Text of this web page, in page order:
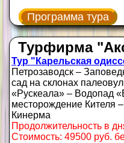
Программа тура
Турфирма
Тур "Карельская
Петрозаводск –
сад на склонах
«Рускеала» – Водопад
месторождение Кителя
Кинерма
Продолжительность в
Стоимость: 49500 руб.